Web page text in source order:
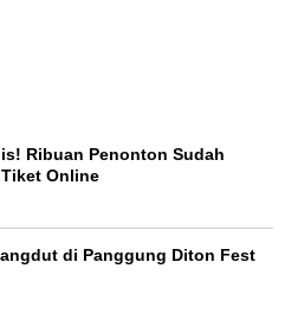
Ribuan Penonton Sudah
Online
di Panggung Diton Fest